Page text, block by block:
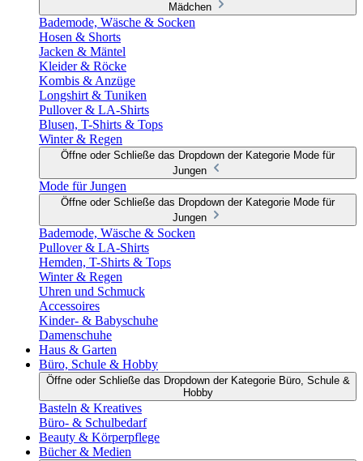
Mädchen
Bademode, Wäsche & Socken
Hosen & Shorts
Jacken & Mäntel
Kleider & Röcke
Kombis & Anzüge
Longshirt & Tuniken
Pullover & LA-Shirts
Blusen, T-Shirts & Tops
Winter & Regen
Öffne oder Schließe das Dropdown der Kategorie Mode für
Jungen
Mode für Jungen
Öffne oder Schließe das Dropdown der Kategorie Mode für
Jungen
Bademode, Wäsche & Socken
Pullover & LA-Shirts
Hemden, T-Shirts & Tops
Winter & Regen
Uhren und Schmuck
Accessoires
Kinder- & Babyschuhe
Damenschuhe
Haus & Garten
Büro, Schule & Hobby
Öffne oder Schließe das Dropdown der Kategorie Büro, Schule &
Hobby
Basteln & Kreatives
Büro- & Schulbedarf
Beauty & Körperpflege
Bücher & Medien